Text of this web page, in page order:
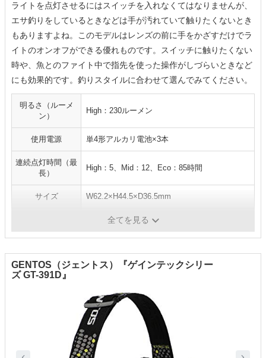
ライトを点灯させるにはスイッチを入れなくてはなりませんが、
エサ釣りをしているときなどは手が汚れていて触りたくないとき
もありますよね。このモデルはレンズの前に手をかざすだけでラ
イトのオンオフができる優れものです。スイッチに触りたくない
時や、魚とのファイト中で指先を使った操作がしづらいときなど
にも効果的です。釣りスタイルに合わせて選んでみてください。
明るさ（ルーメ
ン）
High：230ルーメン
使用電源 単4形アルカリ電池×3本
連続点灯時間（最
長）
High：5、Mid：12、Eco：85時間
サイズ W62.2×H44.5×D36.5mm
全てを見る
GENTOS（ジェントス）『ゲインテックシリー
ズ GT-391D』